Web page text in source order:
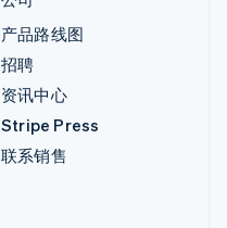
产品路线图
招聘
资讯中心
Stripe Press
联系销售